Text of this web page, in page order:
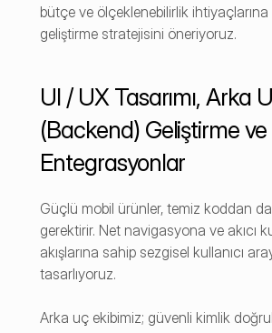
bütçe ve ölçeklenebilirlik
geliştirme stratejisini öneriyoruz.
UI / UX Tasarımı, Arka
(Backend) Geliştirme ve
Entegrasyonlar
Güçlü mobil ürünler, temiz koddan
gerektirir. Net navigasyona ve akıcı
akışlarına sahip sezgisel kullanıcı
tasarlıyoruz.
Arka uç ekibimiz; güvenli kimlik